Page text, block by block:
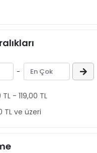
-
- 119,00 TL
TL ve üzeri